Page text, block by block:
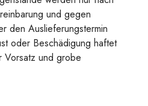
und gegen
den Auslieferungstermin
oder Beschädigung haftet
Vorsatz und grobe